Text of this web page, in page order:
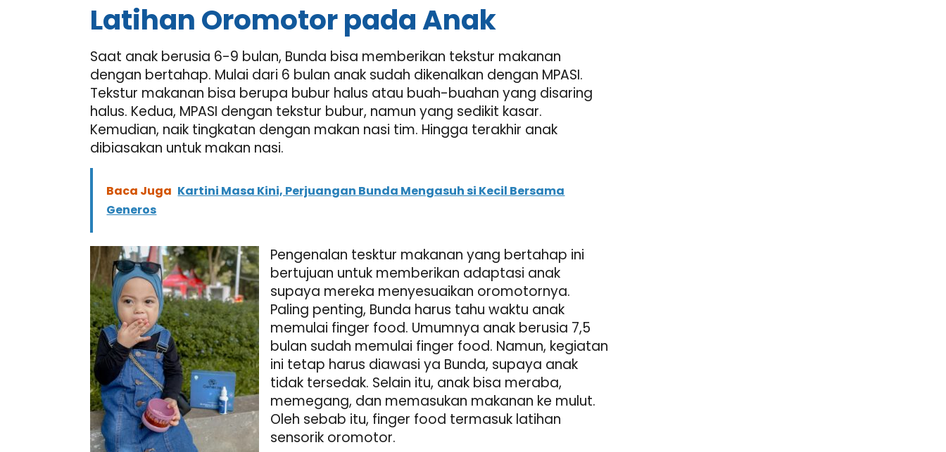
Latihan Oromotor pada Anak
Saat anak berusia 6-9 bulan, Bunda bisa memberikan tekstur makanan
dengan bertahap. Mulai dari 6 bulan anak sudah dikenalkan dengan MPASI.
Tekstur makanan bisa berupa bubur halus atau buah-buahan yang disaring
halus. Kedua, MPASI dengan tekstur bubur, namun yang sedikit kasar.
Kemudian, naik tingkatan dengan makan nasi tim. Hingga terakhir anak
dibiasakan untuk makan nasi.
Baca Juga Kartini Masa Kini, Perjuangan Bunda Mengasuh si Kecil Bersama
Generos
Pengenalan tesktur makanan yang bertahap ini
bertujuan untuk memberikan adaptasi anak
supaya mereka menyesuaikan oromotornya.
Paling penting, Bunda harus tahu waktu anak
memulai finger food. Umumnya anak berusia 7,5
bulan sudah memulai finger food. Namun, kegiatan
ini tetap harus diawasi ya Bunda, supaya anak
tidak tersedak. Selain itu, anak bisa meraba,
memegang, dan memasukan makanan ke mulut.
Oleh sebab itu, finger food termasuk latihan
sensorik oromotor.